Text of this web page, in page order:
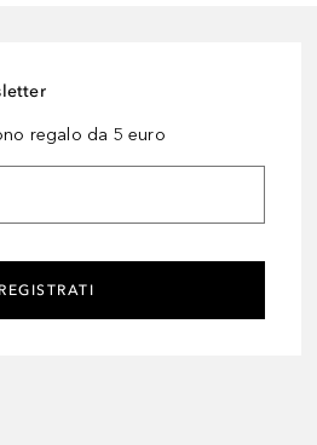
regalo da 5 euro
REGISTRATI